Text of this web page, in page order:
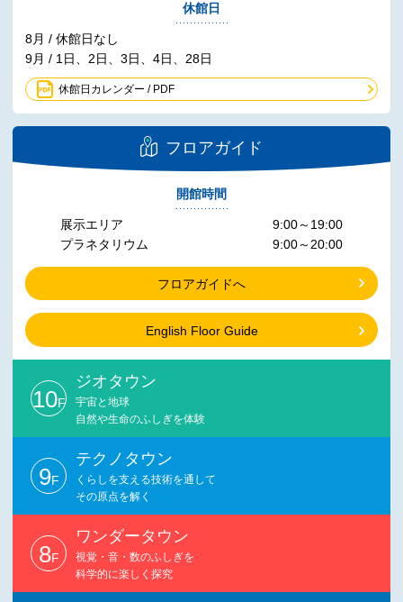
休館日
8月 / 休館日なし
9月 / 1日、2日、3日、4日、28日
休館日カレンダー / PDF
フロアガイド
開館時間
展示エリア
プラネタリウム
9:00～19:00
9:00～20:00
フロアガイドへ
English Floor Guide
10F
ジオタウン
宇宙と地球
自然や生命のふしぎを体験
9F
テクノタウン
くらしを支える技術を通して
その原点を解く
8F
ワンダータウン
視覚・音・数のふしぎを
科学的に楽しく探究